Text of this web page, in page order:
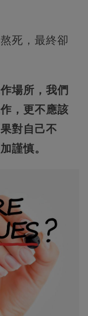
死，最終卻
場所，我們
，更不應該
對自己不
謹慎。